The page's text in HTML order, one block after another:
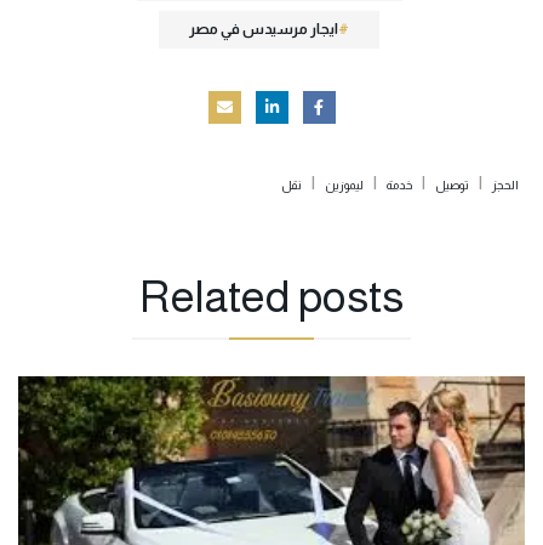
ايجار مرسيدس في مصر
الحجز | توصيل | خدمة | ليموزين | نقل
Related posts